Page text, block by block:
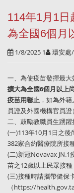
114年1月1
為全國6個月
1/8/2025 1 環安處
一、為使疫苗發揮最大
擴大為全國6個月以上
疫苗用罄止 ，如為外
員證及外國機構官員證
二、鼓勵教職員生踴
(一)113年10月1日之
382家合約醫療院所接
(二)新冠Novavax JN.1
苗之12歲以上民眾接
(三)接種時請攜帶健保
（https://